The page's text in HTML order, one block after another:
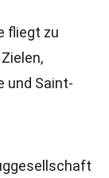
fliegt zu
und Saint-